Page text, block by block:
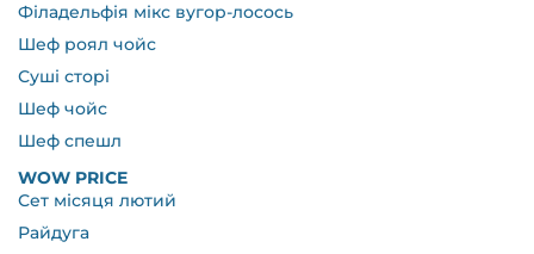
Філадельфія мікс вугор-лосось
Шеф роял чойс
Суші сторі
Шеф чойс
Шеф спешл
WOW PRICE
Сет місяця лютий
Райдуга